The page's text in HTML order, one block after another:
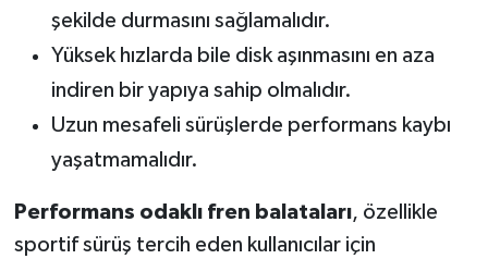
şekilde durmasını sağlamalıdır.
Yüksek hızlarda bile disk aşınmasını en aza
indiren bir yapıya sahip olmalıdır.
Uzun mesafeli sürüşlerde performans kaybı
yaşatmamalıdır.
Performans odaklı fren balataları, özellikle
sportif sürüş tercih eden kullanıcılar için